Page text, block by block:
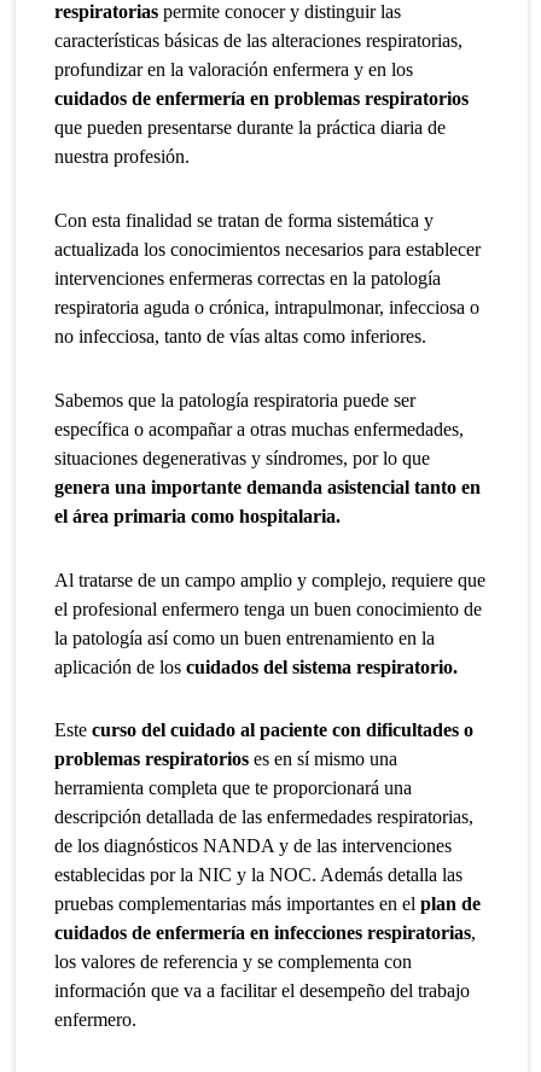
respiratorias permite conocer y distinguir las
características básicas de las alteraciones respiratorias,
profundizar en la valoración enfermera y en los
cuidados de enfermería en problemas respiratorios
que pueden presentarse durante la práctica diaria de
nuestra profesión.
Con esta finalidad se tratan de forma sistemática y
actualizada los conocimientos necesarios para establecer
intervenciones enfermeras correctas en la patología
respiratoria aguda o crónica, intrapulmonar, infecciosa o
no infecciosa, tanto de vías altas como inferiores.
Sabemos que la patología respiratoria puede ser
específica o acompañar a otras muchas enfermedades,
situaciones degenerativas y síndromes, por lo que
genera una importante demanda asistencial tanto en
el área primaria como hospitalaria.
Al tratarse de un campo amplio y complejo, requiere que
el profesional enfermero tenga un buen conocimiento de
la patología así como un buen entrenamiento en la
aplicación de loscuidados del sistema respiratorio.
Estecurso del cuidado al paciente con dificultades o
problemas respiratorios es en sí mismo una
herramienta completa que te proporcionará una
descripción detallada de las enfermedades respiratorias,
de los diagnósticos NANDA y de las intervenciones
establecidas por la NIC y la NOC. Además detalla las
pruebas complementarias más importantes en elplan de
cuidados de enfermería en infecciones respiratorias,
los valores de referencia y se complementa con
información que va a facilitar el desempeño del trabajo
enfermero.